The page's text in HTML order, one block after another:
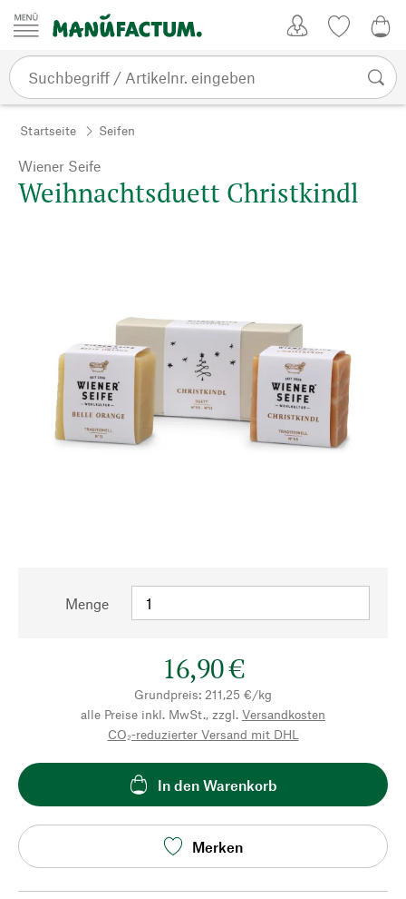
Zum Inhalt springen
Startseite Seifen
Wiener Seife
Weihnachtsduett Christkindl
Menge
16,90 €
Grundpreis: 211,25 €/kg
alle Preise inkl. MwSt., zzgl. Versandkosten
CO₂-reduzierter Versand mit DHL
In den Warenkorb
Merken